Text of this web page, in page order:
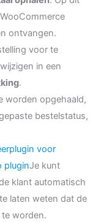
ontvangen.
voor te
in een
.
worden opgehaald,
bestelstatus,
voor
pluginJe kunt
klant automatisch
laten weten dat de
worden.